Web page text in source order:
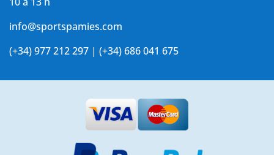
info@sportspamies.com
(+34) 977 212 297 | (+34) 686 041 675